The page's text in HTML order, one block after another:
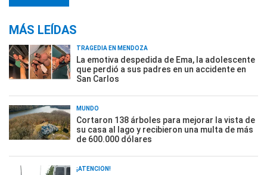
MÁS LEÍDAS
TRAGEDIA EN MENDOZA
La emotiva despedida de Ema, la adolescente
que perdió a sus padres en un accidente en
San Carlos
MUNDO
Cortaron 138 árboles para mejorar la vista de
su casa al lago y recibieron una multa de más
de 600.000 dólares
¡ATENCIÓN!